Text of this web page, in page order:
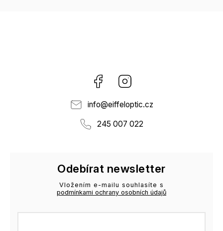
Facebook
info@eiffeloptic.cz
245 007 022
Odebírat newsletter
Vložením e-mailu souhlasíte s
podmínkami ochrany osobních údajů